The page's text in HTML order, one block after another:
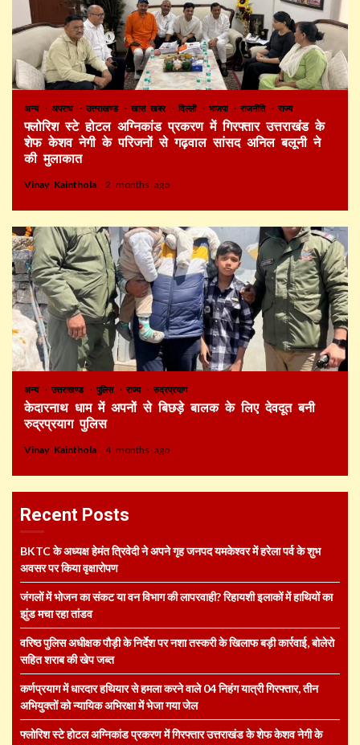
अन्य अपराध उत्तराखण्ड खास खबर दिल्ली भाजपा राजनीति राज्य
फ्लोरिश स्टे होटल अग्निकांड प्रकरण में गिरफ्तार उत्तराखंड के
शेफ केशव नेगी के परिजनों से गढ़वाल सांसद अनिल बलूनी ने
की मुलाकात
Vinay Kainthola 2 months ago
अन्य उत्तराखण्ड पुलिस राज्य रुद्रप्रयाग
केदारनाथ धाम में अपनों से बिछड़े बालक के लिए देवदूत बनी
रुद्रप्रयाग पुलिस
Vinay Kainthola 4 months ago
Recent Posts
BKTC के अध्यक्ष हेमंत त्रिवेदी ने अपने गृह जनपद यमकेश्वर में हरेला पर्व के शुभ
अवसर पर किया वृक्षारोपण
जंगलों में भोजन का संकट या वन विभाग की लापरवाही? रिहायशी इलाकों में हाथियों का
झुंड मचा रहा तांडव
वरिष्ठ पुलिस अधीक्षक पौड़ी के निर्देश पर नशा तस्करी के खिलाफ बड़ी कार्रवाई, बोलेरो
सहित शराब की खेप जब्त
कर्णप्रयाग में धारदार हथियार से हमला करने वाले 04 निहंग यात्री गिरफ्तार, तीन
अभियुक्तों को न्यायिक अभिरक्षा में भेजा गया जेल
फ्लोरिश स्टे होटल अग्निकांड प्रकरण में गिरफ्तार उत्तराखंड के शेफ केशव नेगी के